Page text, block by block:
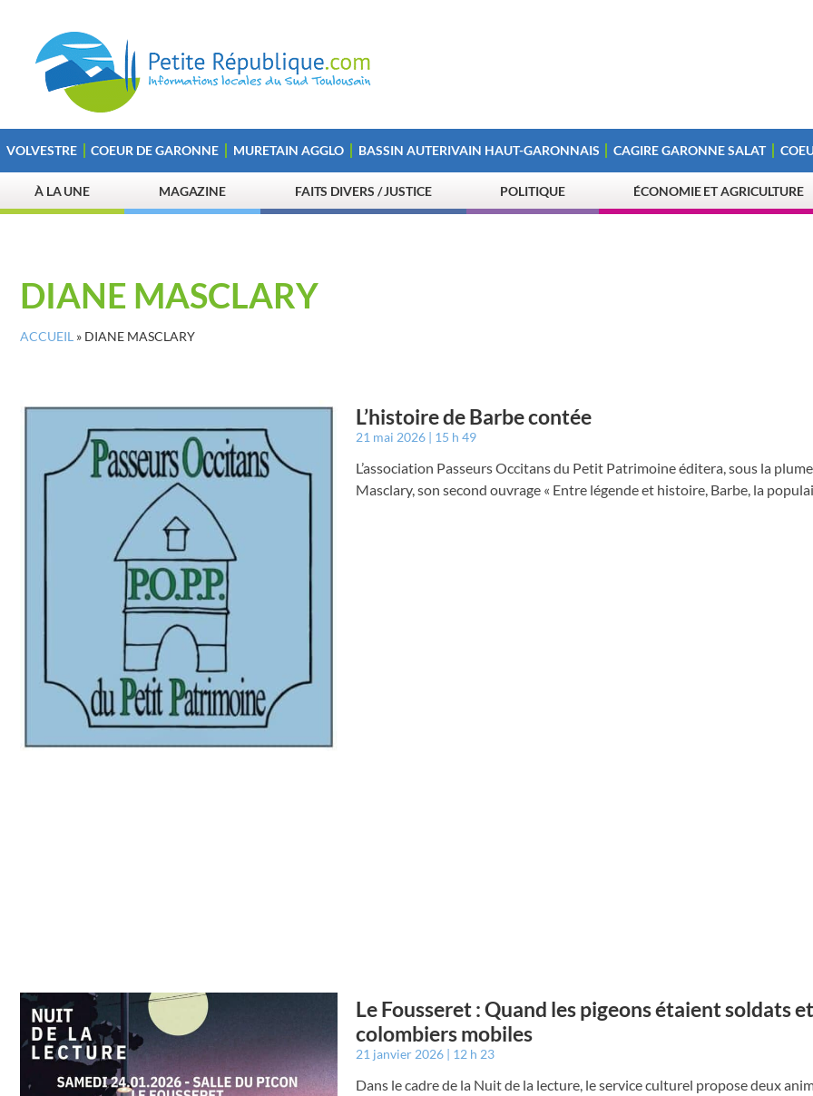
VOLVESTRE COEUR DE GARONNE MURETAIN AGGLO BASSIN AUTERIVAIN HAUT-GARONNAIS CAGIRE GARONNE SALAT
À LA UNE MAGAZINE FAITS DIVERS / JUSTICE POLITIQUE ÉCONOMIE ET AGRICULTURE
DIANE MASCLARY
ACCUEIL » DIANE MASCLARY
L’histoire de Barbe contée
21 mai 2026 15 h 49
L’association Passeurs Occitans du Petit Patrimoine éditera, sous la
Masclary, son second ouvrage « Entre légende et histoire, Barbe, la
Le Fousseret : Quand les pigeons étaient soldats
colombiers mobiles
21 janvier 2026 12 h 23
Dans le cadre de la Nuit de la lecture, le service culturel propose deux